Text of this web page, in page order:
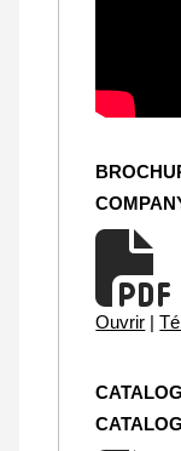
Ouvrir |